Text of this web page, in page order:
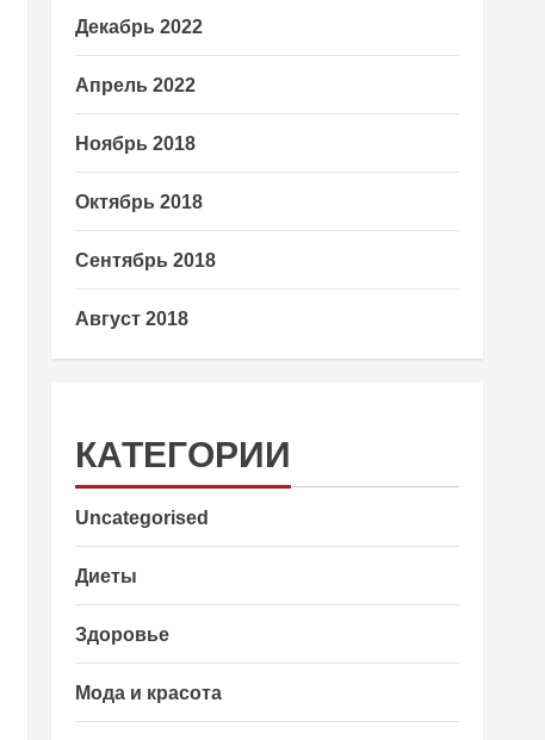
Декабрь 2022
Апрель 2022
Ноябрь 2018
Октябрь 2018
Сентябрь 2018
Август 2018
КАТЕГОРИИ
Uncategorised
Диеты
Здоровье
Мода и красота